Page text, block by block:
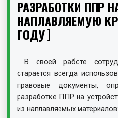
РАЗРАБОТКИ ППР
НАПЛАВЛЯЕМУЮ
ГОДУ
В своей работе
старается всегда
правовые документы,
разработке ППР на
из наплавляемых материалов: